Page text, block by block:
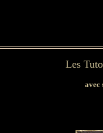
Les
avec